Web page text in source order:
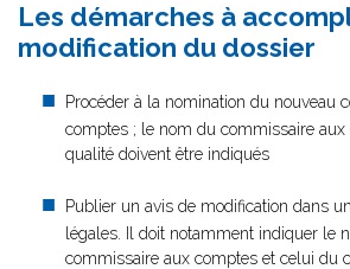
Les démarches à
modification du dossier
Procéder à la nomination du nouveau
comptes ; le nom du commissaire aux
qualité doivent être indiqués
Publier un avis de modification dans
légales. Il doit notamment indiquer le
commissaire aux comptes et celui du